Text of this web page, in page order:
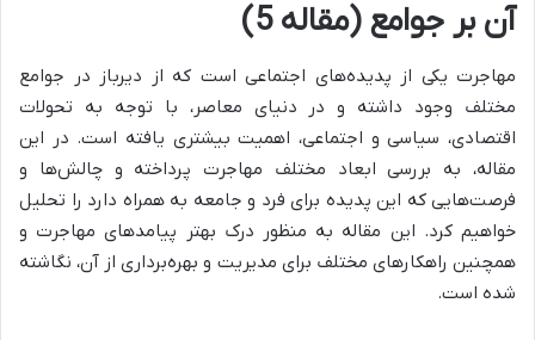
آن بر جوامع (مقاله 5)
مهاجرت یکی از پدیده‌های اجتماعی است که از دیرباز در جوامع
مختلف وجود داشته و در دنیای معاصر، با توجه به تحولات
اقتصادی، سیاسی و اجتماعی، اهمیت بیشتری یافته است. در این
مقاله، به بررسی ابعاد مختلف مهاجرت پرداخته و چالش‌ها و
فرصت‌هایی که این پدیده برای فرد و جامعه به همراه دارد را تحلیل
خواهیم کرد. این مقاله به منظور درک بهتر پیامدهای مهاجرت و
همچنین راهکارهای مختلف برای مدیریت و بهره‌برداری از آن، نگاشته
شده است.